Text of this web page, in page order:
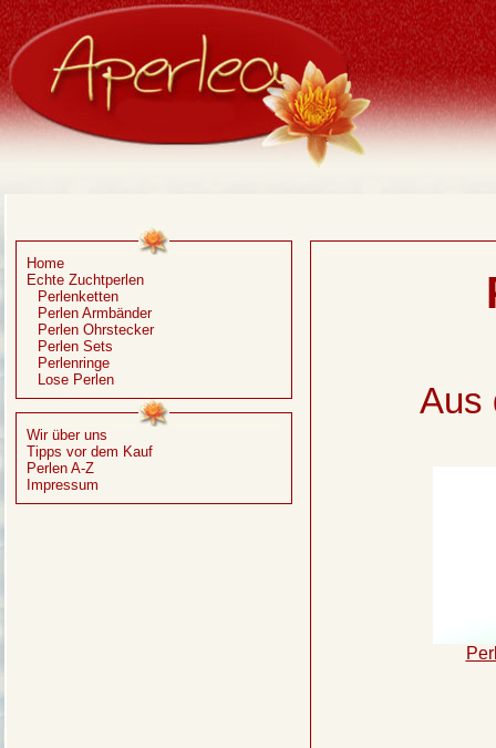
Home
Echte Zuchtperlen
Perlenketten
Perlen Armbänder
Perlen Ohrstecker
Perlen Sets
Perlenringe
Lose Perlen
Wir über uns
Tipps vor dem Kauf
Perlen A-Z
Impressum
Aus